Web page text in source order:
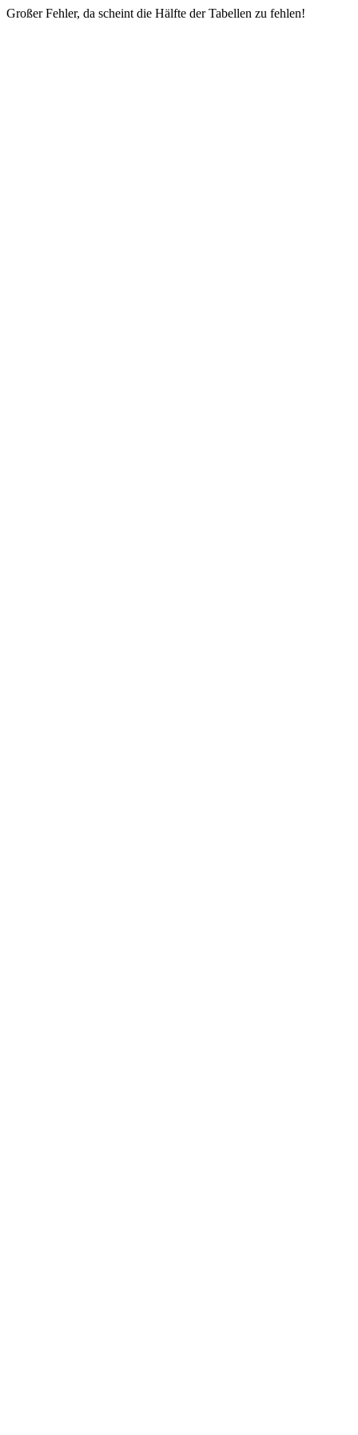
Großer Fehler, da scheint die Hälfte der Tabellen zu fehlen!